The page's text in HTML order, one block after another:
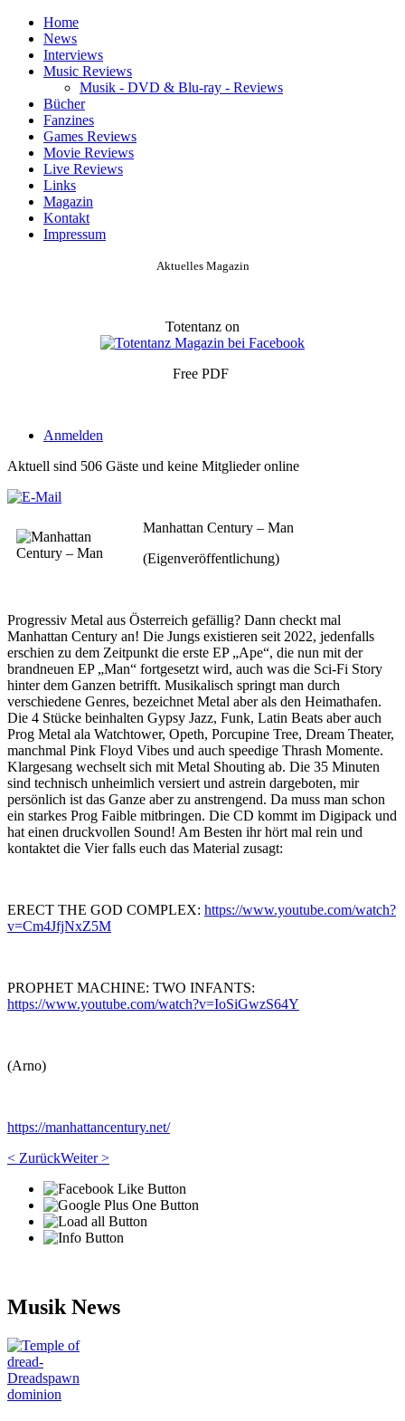
Home
News
Interviews
Music Reviews
Musik - DVD & Blu-ray - Reviews
Bücher
Fanzines
Games Reviews
Movie Reviews
Live Reviews
Links
Magazin
Kontakt
Impressum
Aktuelles Magazin
Totentanz on
Free PDF
Anmelden
Aktuell sind 506 Gäste und keine Mitglieder online
Manhattan Century – Man
(Eigenveröffentlichung)
Progressiv Metal aus Österreich gefällig? Dann checkt mal
Manhattan Century an! Die Jungs existieren seit 2022, jedenfalls
erschien zu dem Zeitpunkt die erste EP „Ape“, die nun mit der
brandneuen EP „Man“ fortgesetzt wird, auch was die Sci-Fi Story
hinter dem Ganzen betrifft. Musikalisch springt man durch
verschiedene Genres, bezeichnet Metal aber als den Heimathafen.
Die 4 Stücke beinhalten Gypsy Jazz, Funk, Latin Beats aber auch
Prog Metal ala Watchtower, Opeth, Porcupine Tree, Dream Theater,
manchmal Pink Floyd Vibes und auch speedige Thrash Momente.
Klargesang wechselt sich mit Metal Shouting ab. Die 35 Minuten
sind technisch unheimlich versiert und astrein dargeboten, mir
persönlich ist das Ganze aber zu anstrengend. Da muss man schon
ein starkes Prog Faible mitbringen. Die CD kommt im Digipack und
hat einen druckvollen Sound! Am Besten ihr hört mal rein und
kontaktet die Vier falls euch das Material zusagt:
ERECT THE GOD COMPLEX: https://www.youtube.com/watch?
v=Cm4JfjNxZ5M
PROPHET MACHINE: TWO INFANTS:
https://www.youtube.com/watch?v=IoSiGwzS64Y
(Arno)
https://manhattancentury.net/
< ZurückWeiter >
Musik News